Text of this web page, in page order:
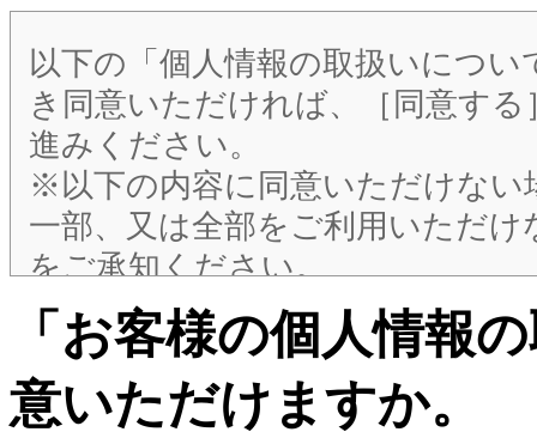
以下の「個人情報の取扱いにつ
き同意いただければ、［同意す
進みください。
※以下の内容に同意いただけない
一部、又は全部をご利用いただ
をご承知ください。
＜個人情報の取り扱いについて＞
1.個人情報の適切な保護と管理者
当社は、次の者を個人情報の保
「お客様の個人情報
意いただけますか。